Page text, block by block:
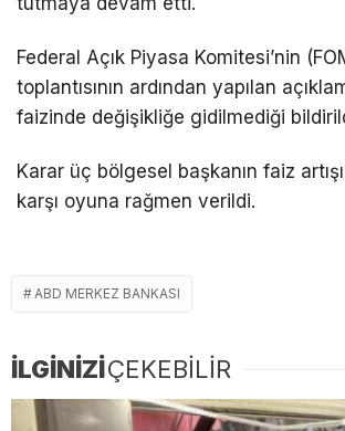
Federal Açık Piyasa Komitesi’nin
toplantısının ardından yapılan
faizinde değişikliğe gidilmediği
Karar üç bölgesel başkanın faiz
karşı oyuna rağmen verildi.
ABD MERKEZ BANKASI
İLGİNİZİÇEKEBİLİR